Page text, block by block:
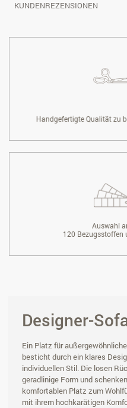
KUNDENREZENSIONEN
Handgefertigte Qualität zu
Auswahl
120 Bezugsstoffen
Designer-
Ein Platz für
besticht durch ein klares
individuellen Stil. Die losen
geradlinige Form und
komfortablen Platz zum
mit ihrem hochkarätigen